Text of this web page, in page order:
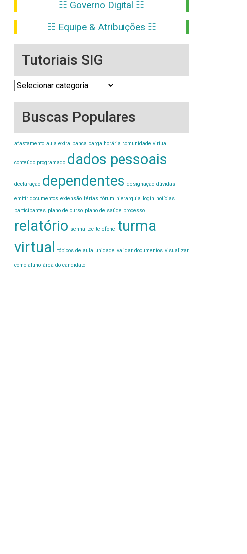
☷ Governo Digital ☷
☷ Equipe & Atribuições ☷
Tutoriais SIG
Tutoriais
Buscas Populares
afastamento aula extra banca carga horária comunidade virtual
conteúdo programado dados pessoais
declaração dependentes designação dúvidas
emitir documentos extensão férias fórum hierarquia login notícias
participantes plano de curso plano de saúde processo
relatório senha tcc telefone turma
virtual
tópicos de aula unidade validar documentos visualizar
como aluno área do candidato